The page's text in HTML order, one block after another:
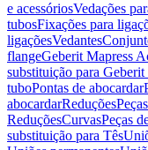
e acessóriosVedações
tubosFixações para
ligaçõesVedantes
flangeGeberit Mapress
substituição para
tuboPontas de abocardar
abocardarReduções
ReduçõesCurvasPeças
substituição para Tês